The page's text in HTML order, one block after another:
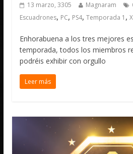
13 marzo, 3305 Magnaram
Escuadrones, PC, PS4,Temporada 1 ,
Enhorabuena a los tres mejores
temporada, todos los miembros
podréis exhibir con orgullo
Leer más